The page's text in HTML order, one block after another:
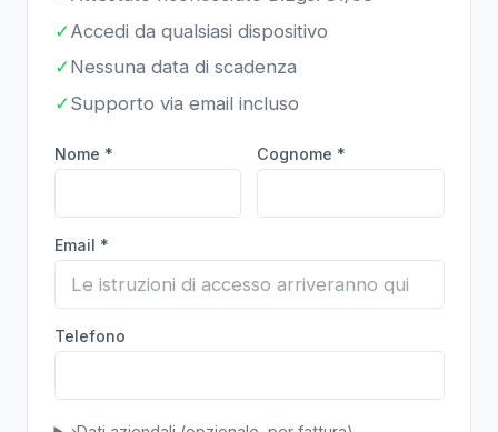
✓Accedi da qualsiasi dispositivo
✓Nessuna data di scadenza
✓Supporto via email incluso
Nome * Cognome *
Email *
Telefono